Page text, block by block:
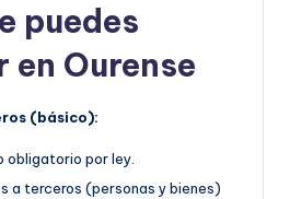
puedes
Ourense
(básico):
obligatorio por ley.
a terceros (personas y bienes)